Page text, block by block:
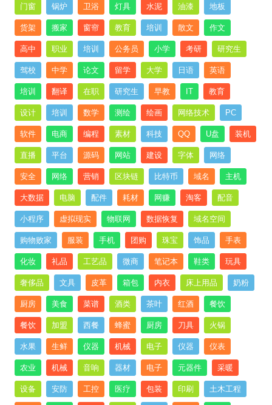
门窗 锅炉 卫浴 灯具 水泥 油漆 地板
货架 搬家 窗帘 教育 培训 散文 作文
高中 职业 培训 公务员 小学 考研 研究生
驾校 中学 论文 留学 大学 日语 英语
培训 翻译 在职 研究生 早教 IT 教育
设计 培训 数学 测绘 绘画 网络技术 PC
软件 电商 编程 素材 科技 QQ U盘 装机
直播 平台 源码 网站 建设 字体 网络
安全 网络 营销 区块链 比特币 域名 主机
大数据 电脑 配件 耗材 网赚 淘客 配音
小程序 虚拟现实 物联网 数据恢复 域名空间
购物败家 服装 手机 团购 珠宝 饰品 手表
化妆 礼品 工艺品 微商 笔记本 鞋类 玩具
奢侈品 文具 皮革 箱包 内衣 床上用品 奶粉
厨房 美食 菜谱 酒类 茶叶 红酒 餐饮
餐饮 加盟 西餐 蜂蜜 厨房 刀具 火锅
水果 生鲜 仪器 机械 电子 仪器 仪表
农业 机械 音响 器材 电子 元器件 采暖
设备 安防 工控 医疗 包装 印刷 土木工程